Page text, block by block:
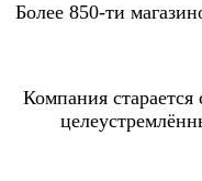
Более 850-ти
Компания